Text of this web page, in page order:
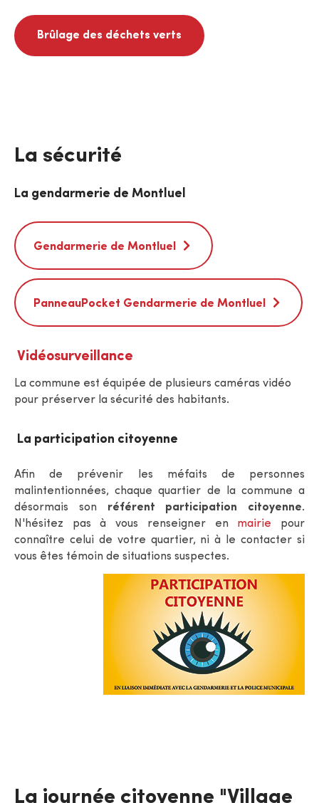
Brûlage des déchets verts
La sécurité
La gendarmerie de Montluel
Gendarmerie de Montluel
PanneauPocket Gendarmerie de Montluel
Vidéosurveillance
La commune est équipée de plusieurs caméras vidéo
pour préserver la sécurité des habitants.
La participation citoyenne
Afin de prévenir les méfaits de personnes
malintentionnées, chaque quartier de la commune a
désormais son référent participation citoyenne.
N'hésitez pas à vous renseigner en mairie pour
connaître celui de votre quartier, ni à le contacter si
vous êtes témoin de situations suspectes.
La journée citoyenne "Village